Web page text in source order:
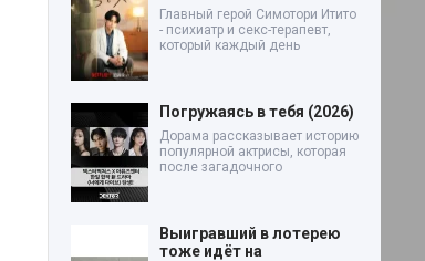
Главный герой Симотори Итито
- психиатр и секс-терапевт,
который каждый день
Погружаясь в тебя (2026)
Дорама рассказывает историю
популярной актрисы, которая
после загадочного
Выигравший в лотерею
тоже идёт на